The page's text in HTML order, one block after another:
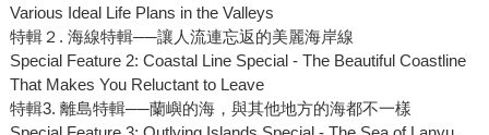
Various Ideal Life Plans in the Valleys
特輯２. 海線特輯──讓人流連忘返的美麗海岸線
Special Feature 2: Coastal Line Special - The Beautiful Coastline
That Makes You Reluctant to Leave
特輯3. 離島特輯──蘭嶼的海，與其他地方的海都不一樣